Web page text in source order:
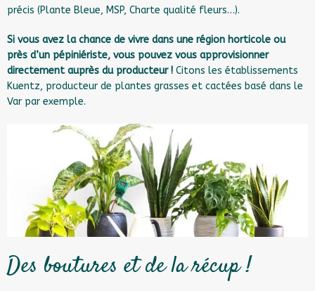
précis (Plante Bleue, MSP, Charte qualité fleurs…).
Si vous avez la chance de vivre dans une région horticole ou
près d’un pépiniériste, vous pouvez vous approvisionner
directement auprès du producteur ! Citons les établissements
Kuentz, producteur de plantes grasses et cactées basé dans le
Var par exemple.
Des boutures et de la récup !